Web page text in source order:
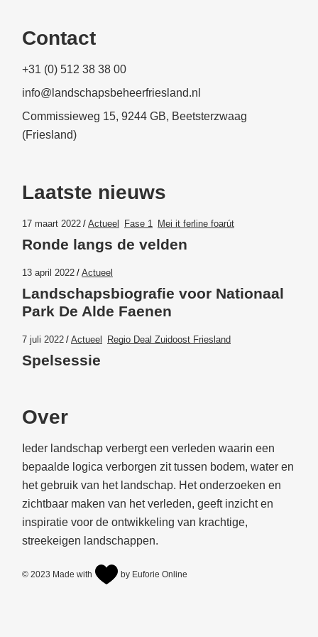
Contact
+31 (0) 512 38 38 00
info@landschapsbeheerfriesland.nl
Commissieweg 15, 9244 GB, Beetsterzwaag
(Friesland)
Laatste nieuws
17 maart 2022 Actueel Fase 1 Mei it ferline foarút
Ronde langs de velden
13 april 2022 Actueel
Landschapsbiografie voor Nationaal
Park De Alde Faenen
7 juli 2022 Actueel Regio Deal Zuidoost Friesland
Spelsessie
Over
Ieder landschap verbergt een verleden waarin een
bepaalde logica verborgen zit tussen bodem, water en
het gebruik van het landschap. Het onderzoeken en
zichtbaar maken van het verleden, geeft inzicht en
inspiratie voor de ontwikkeling van krachtige,
streekeigen landschappen.
© 2023 Made with by Euforie Online